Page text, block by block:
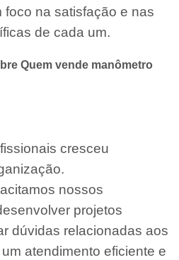
foco na satisfação e nas
de cada um.
Quem vende manômetro
cresceu
nossos
projetos
dúvidas relacionadas aos
atendimento eficiente e